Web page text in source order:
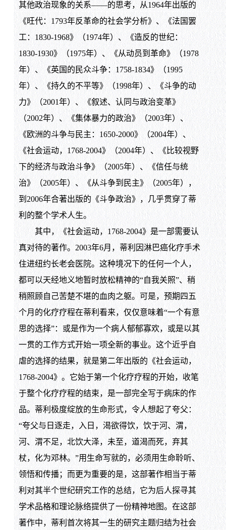
其他政治现象的关系——的思考，从1964年出版的
《旺代：1793年反革命的社会学分析》、《法国罢
工：1830-1968》（1974年）、《造反的世纪：
1830-1930》（1975年）、《从动员到革命》（1978
年）、《英国的民众斗争：1758-1834》（1995
年）、《持久的不平等》（1998年）、《斗争的动
力》（2001年）、《叙述、认同与政治变革》
（2002年）、《集体暴力的政治》（2003年）、
《欧洲的斗争与民主：1650-2000》（2004年）、
《社会运动，1768-2004》（2004年）、《比较视野
下的经济与政治斗争》（2005年）、《信任与统
治》（2005年）、《从斗争到民主》（2005年），
到2006年合著出版的《斗争政治》，几乎贯穿了蒂
利的整个学术人生。
其中，《社会运动，1768-2004》是一部需要认
真对待的著作。2003年6月，蒂利因淋巴癌化疗手术
住进纽约长老会医院。这种境况下的任何一个人，
都可以天经地义地暂时放松精神的“自我关照”、稍
稍照顾自己苦楚不堪的血肉之躯。可是，预期四五
个月的化疗疗程在蒂利看来，仅仅意味着“一个有意
思的选择”：或是作为一个病人郁郁寡欢，或是以其
一贯的工作方式开始一项全新的事业。这个近乎自
虐的选择的结果，就是第二年出版的《社会运动，
1768-2004》。它始于第一个化疗疗程的开始，收笔
于整个化疗疗程的结束，是一部完全写于病床的作
品。蒂利极度绽放的生命形式，令人想起了夸父：
“夸父与日逐走，入日，渴欲得饮，饮于河、渭，
河、渭不足，北饮大泽，未至，道渴而死，弃其
杖，化为邓林。”用生命写就的，必须用生命聆听、
领悟和传播；而更为重要的是，这部著作相当于蒂
利对其半个世纪研究工作的总结，它为后人探寻其
学术品格和理论脉络提供了一份精神地图。在这部
著作中，蒂利首次将其一生的研究主题归结为社会